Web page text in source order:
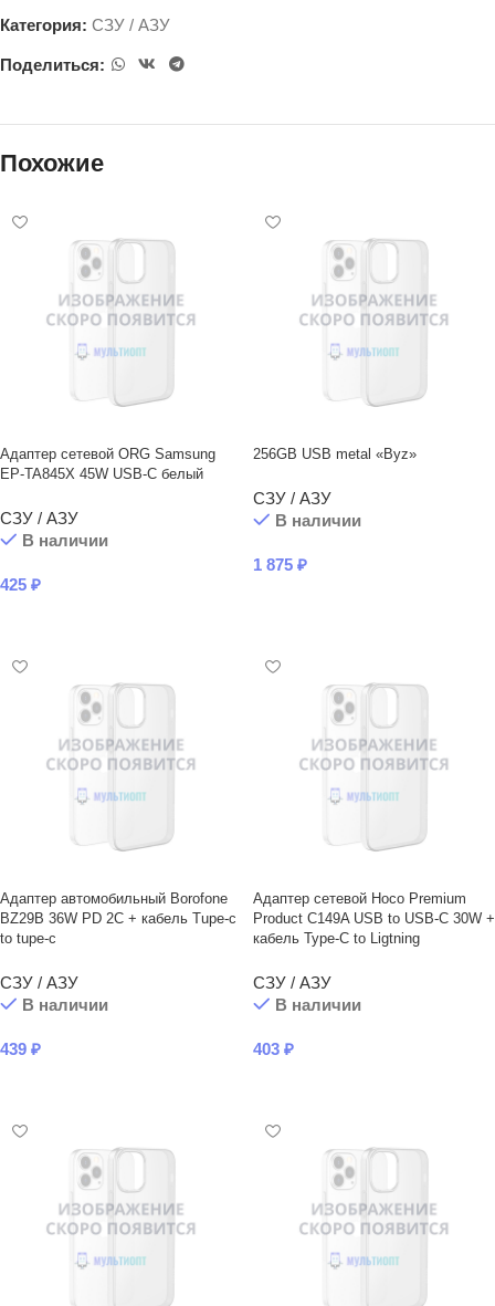
Категория: СЗУ / АЗУ
Поделиться:
Похожие
Адаптер сетевой ORG Samsung
EP-TA845X 45W USB-C белый
СЗУ / АЗУ
В наличии
425 ₽
256GB USB metal «Byz»
СЗУ / АЗУ
В наличии
1 875 ₽
Адаптер автомобильный Borofone
BZ29B 36W PD 2C + кабель Tupe-c
to tupe-c
СЗУ / АЗУ
В наличии
439 ₽
Адаптер сетевой Hoco Premium
Product C149A USB to USB-C 30W +
кабель Type-C to Ligtning
СЗУ / АЗУ
В наличии
403 ₽